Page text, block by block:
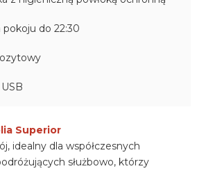
pokoju do 22:30
Superior
idealny dla współczesnych
służbowo, którzy